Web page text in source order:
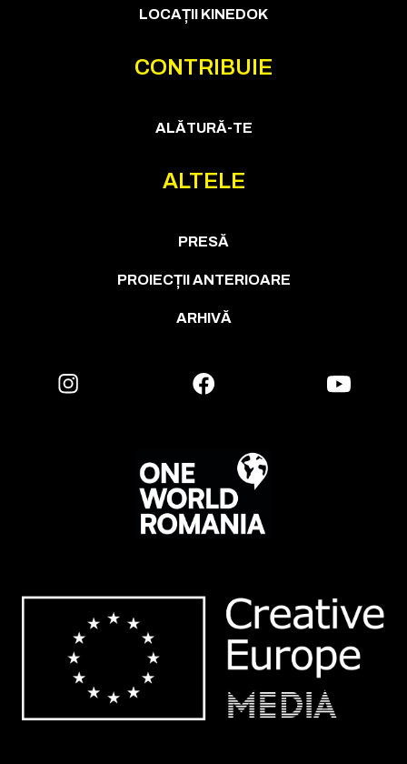
LOCAȚII KINEDOK
CONTRIBUIE
ALĂTURĂ-TE
ALTELE
PRESĂ
PROIECȚII ANTERIOARE
ARHIVĂ